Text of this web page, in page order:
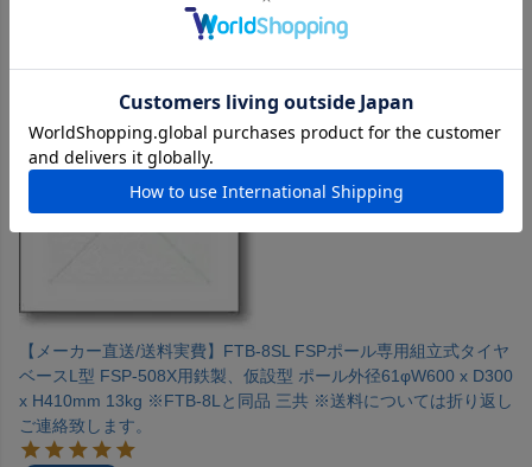
３0Mで安かったですが、しっかりしていて安心しました。
【メーカー直送/送料実費】FTB-8SL FSPポール専用組立式タイヤ
ベースL型 FSP-508X用鉄製、仮設型 ポール外径61φW600 x D300
x H410mm 13kg ※FTB-8Lと同品 三共 ※送料については折り返し
ご連絡致します。